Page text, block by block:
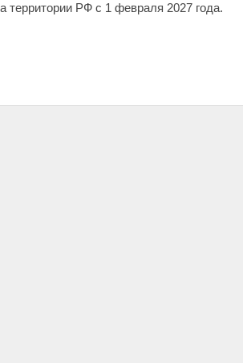
территории РФ с 1 февраля 2027 года.